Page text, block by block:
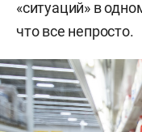
«ситуаций» в
что все непросто.